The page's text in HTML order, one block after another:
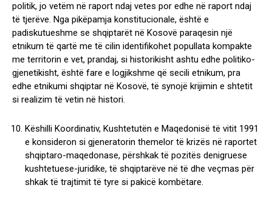
politik, jo vetëm në raport ndaj vetes por edhe në raport ndaj
të tjerëve. Nga pikëpamja konstitucionale, është e
padiskutueshme se shqiptarët në Kosovë paraqesin një
etnikum të qartë me të cilin identifikohet popullata kompakte
me territorin e vet, prandaj, si historikisht ashtu edhe politiko-
gjenetikisht, është fare e logjikshme që secili etnikum, pra
edhe etnikumi shqiptar në Kosovë, të synojë krijimin e shtetit
si realizim të vetin në histori.
Këshilli Koordinativ, Kushtetutën e Maqedonisë të vitit 1991
e konsideron si gjeneratorin themelor të krizës në raportet
shqiptaro-maqedonase, përshkak të pozitës denigruese
kushtetuese-juridike, të shqiptarëve në të dhe veçmas për
shkak të trajtimit të tyre si pakicë kombëtare.